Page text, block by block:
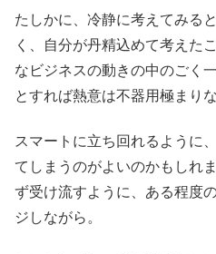
たしかに、冷静に考えてみる
く、自分が丹精込めて考えた
なビジネスの動きの中のごく
とすれば熱意は不器用極まり
スマートに立ち回れるように
てしまうのがよいのかもしれ
ず受け流すように、ある程度
ジしながら。